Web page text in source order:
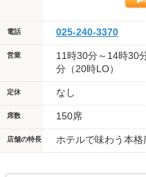
電話 025-240-3370
営業
11時30分～14時30
分（20時LO）
定休 なし
席数 150席
店舗の特長 ホテルで味わう本格